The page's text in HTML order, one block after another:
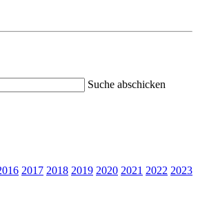
Suche abschicken
2017 2018 2019 2020 2021 2022 2023